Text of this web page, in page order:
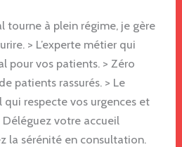
tourne à plein régime, je gère
> L’experte métier qui
pour vos patients. > Zéro
patients rassurés. > Le
respecte vos urgences et
votre accueil
la sérénité en consultation.